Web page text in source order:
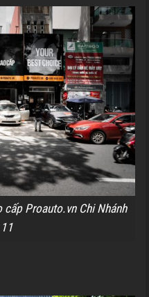
cấp Proauto.vn Chi Nhánh